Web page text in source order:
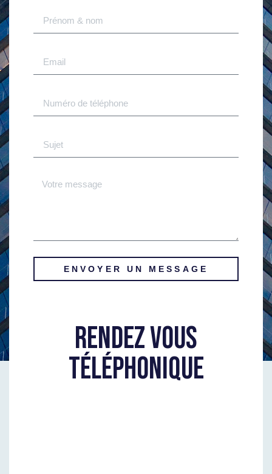
ENVOYER UN MESSAGE
RENDEZ VOUS
TÉLÉPHONIQUE